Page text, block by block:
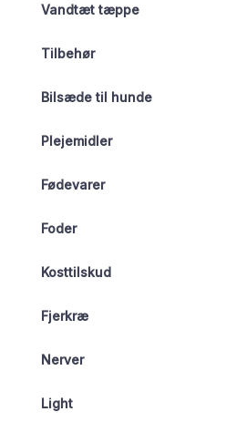
Vandtæt tæppe
Tilbehør
Bilsæde til hunde
Plejemidler
Fødevarer
Foder
Kosttilskud
Fjerkræ
Nerver
Light